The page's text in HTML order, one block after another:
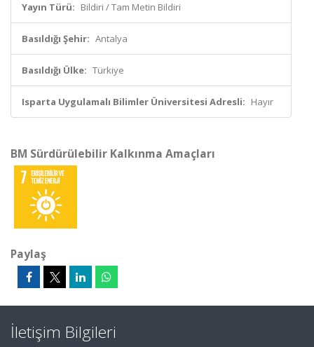
Yayın Türü: Bildiri / Tam Metin Bildiri
Basıldığı Şehir: Antalya
Basıldığı Ülke: Türkiye
Isparta Uygulamalı Bilimler Üniversitesi Adresli: Hayır
BM Sürdürülebilir Kalkınma Amaçları
Paylaş
İletişim Bilgileri